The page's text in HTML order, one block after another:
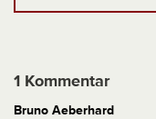
1 Kommentar
Bruno Aeberhard